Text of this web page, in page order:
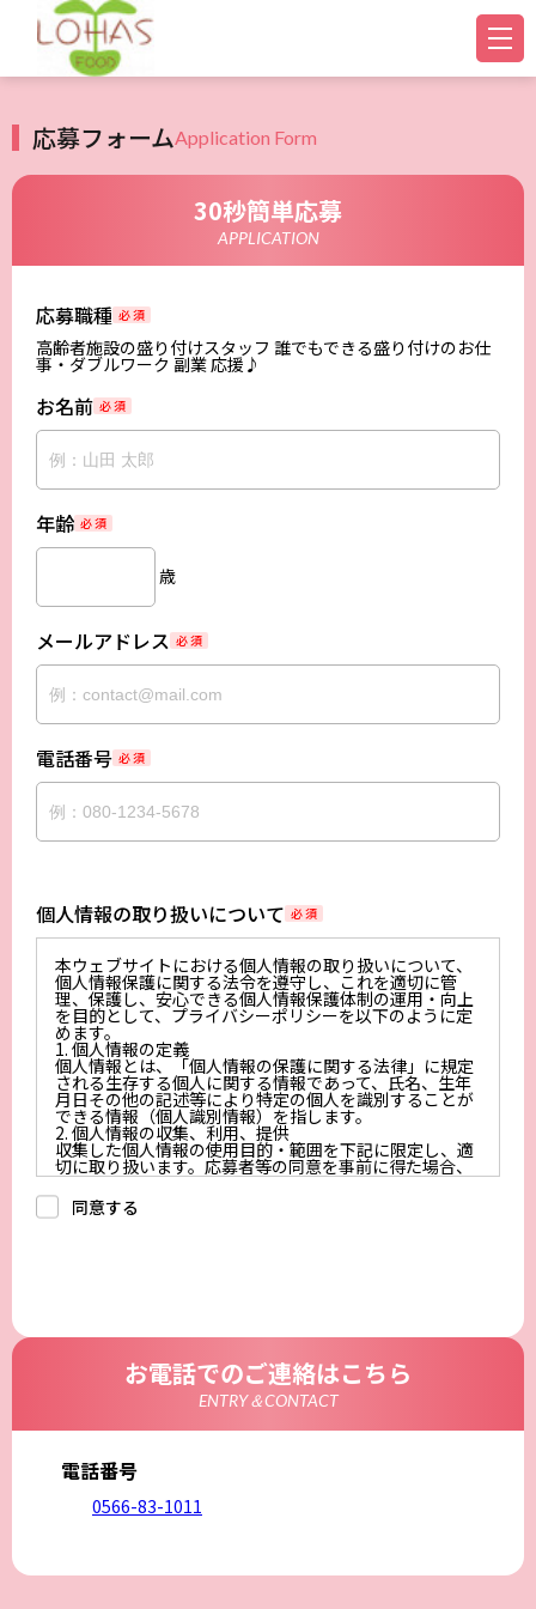
応募フォームApplication Form
30秒簡単応募
APPLICATION
応募職種 必 須
高齢者施設の盛り付けスタッフ 誰でもできる盛り付けのお仕
事・ダブルワーク 副業 応援♪
お名前 必 須
年齢 必 須
歳
メールアドレス 必 須
電話番号 必 須
個人情報の取り扱いについて 必 須
本ウェブサイトにおける個人情報の取り扱いについて、
個人情報保護に関する法令を遵守し、これを適切に管
理、保護し、安心できる個人情報保護体制の運用・向上
を目的として、プライバシーポリシーを以下のように定
めます。
1. 個人情報の定義
個人情報とは、「個人情報の保護に関する法律」に規定
される生存する個人に関する情報であって、氏名、生年
月日その他の記述等により特定の個人を識別することが
できる情報（個人識別情報）を指します。
2. 個人情報の収集、利用、提供
収集した個人情報の使用目的・範囲を下記に限定し、適
切に取り扱います。応募者等の同意を事前に得た場合、
又は法令により許された場合を除き、個人情報を第三者
に提供しません。
a.応募者等からのお問い合わせに対応・管理するため
な期間、妥当な範囲内でこれに応じます。
応募者等の個人情報の取得、利用その他一切の取り扱い
について、個人情報の保護に関する法律、その他の関連
法令、及び本プライバシーポリシーを遵守します。
応募者等の個人情報を正確かつ最新の内容に保つよう努
及び毀損から保護するため、必要な安全管理措置を講じ
ます。
6. Cookieについて
本ウェブサイトでは、一部のコンテンツにおいてCookie
同意する
お電話でのご連絡はこちら
ENTRY＆CONTACT
電話番号
0566-83-1011